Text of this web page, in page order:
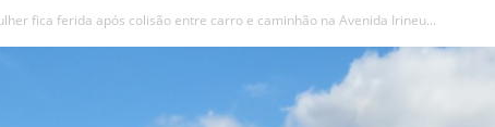
fica ferida após colisão entre carro e caminhão na Avenida Irineu...